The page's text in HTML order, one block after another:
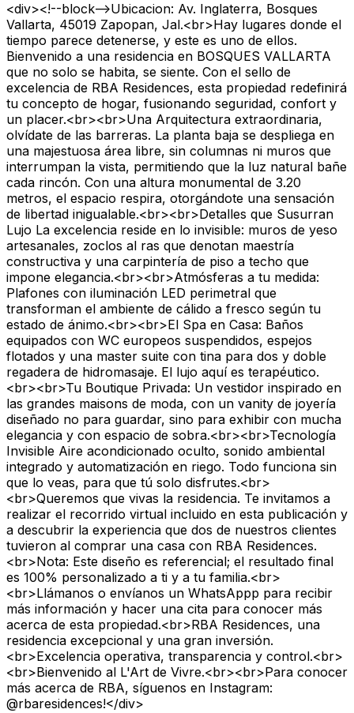
<div><!--block-->Ubicacion: Av. Inglaterra, Bosques
Vallarta, 45019 Zapopan, Jal.<br>Hay lugares donde el
tiempo parece detenerse, y este es uno de ellos.
Bienvenido a una residencia en BOSQUES VALLARTA
que no solo se habita, se siente. Con el sello de
excelencia de RBA Residences, esta propiedad redefinirá
tu concepto de hogar, fusionando seguridad, confort y
un placer.<br><br>Una Arquitectura extraordinaria,
olvídate de las barreras. La planta baja se despliega en
una majestuosa área libre, sin columnas ni muros que
interrumpan la vista, permitiendo que la luz natural bañe
cada rincón. Con una altura monumental de 3.20
metros, el espacio respira, otorgándote una sensación
de libertad inigualable.<br><br>Detalles que Susurran
Lujo La excelencia reside en lo invisible: muros de yeso
artesanales, zoclos al ras que denotan maestría
constructiva y una carpintería de piso a techo que
impone elegancia.<br><br>Atmósferas a tu medida:
Plafones con iluminación LED perimetral que
transforman el ambiente de cálido a fresco según tu
estado de ánimo.<br><br>El Spa en Casa: Baños
equipados con WC europeos suspendidos, espejos
flotados y una master suite con tina para dos y doble
regadera de hidromasaje. El lujo aquí es terapéutico.
<br><br>Tu Boutique Privada: Un vestidor inspirado en
las grandes maisons de moda, con un vanity de joyería
diseñado no para guardar, sino para exhibir con mucha
elegancia y con espacio de sobra.<br><br>Tecnología
Invisible Aire acondicionado oculto, sonido ambiental
integrado y automatización en riego. Todo funciona sin
que lo veas, para que tú solo disfrutes.<br>
<br>Queremos que vivas la residencia. Te invitamos a
realizar el recorrido virtual incluido en esta publicación y
a descubrir la experiencia que dos de nuestros clientes
tuvieron al comprar una casa con RBA Residences.
<br>Nota: Este diseño es referencial; el resultado final
es 100% personalizado a ti y a tu familia.<br>
<br>Llámanos o envíanos un WhatsAppp para recibir
más información y hacer una cita para conocer más
acerca de esta propiedad.<br>RBA Residences, una
residencia excepcional y una gran inversión.
<br>Excelencia operativa, transparencia y control.<br>
<br>Bienvenido al L'Art de Vivre.<br><br>Para conocer
más acerca de RBA, síguenos en Instagram:
@rbaresidences!</div>